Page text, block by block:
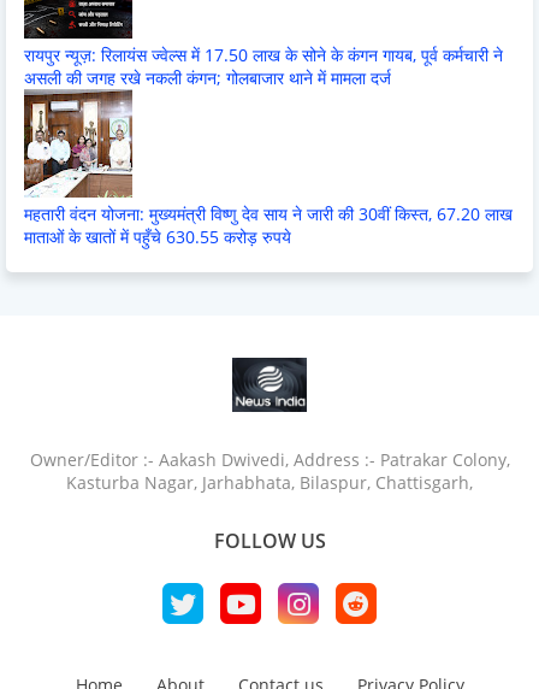
रायपुर न्यूज़: रिलायंस ज्वेल्स में 17.50 लाख के सोने के कंगन गायब, पूर्व कर्मचारी ने
असली की जगह रखे नकली कंगन; गोलबाजार थाने में मामला दर्ज
महतारी वंदन योजना: मुख्यमंत्री विष्णु देव साय ने जारी की 30वीं किस्त, 67.20 लाख
माताओं के खातों में पहुँचे 630.55 करोड़ रुपये
Owner/Editor :- Aakash Dwivedi, Address :- Patrakar Colony,
Kasturba Nagar, Jarhabhata, Bilaspur, Chattisgarh,
FOLLOW US
Home About Contact us Privacy Policy